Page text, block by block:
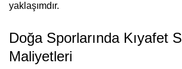
yaklaşımdır.
Doğa Sporlarında Kıyafet
Maliyetleri